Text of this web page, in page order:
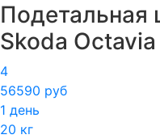
Подетальная
Skoda Octavia
4
56590 руб
1 день
20 кг